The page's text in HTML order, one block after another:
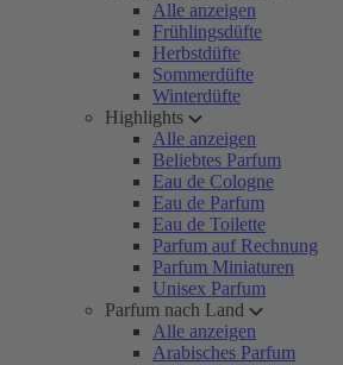
Alle anzeigen
Frühlingsdüfte
Herbstdüfte
Sommerdüfte
Winterdüfte
Highlights
Alle anzeigen
Beliebtes Parfum
Eau de Cologne
Eau de Parfum
Eau de Toilette
Parfum auf Rechnung
Parfum Miniaturen
Unisex Parfum
Parfum nach Land
Alle anzeigen
Arabisches Parfum